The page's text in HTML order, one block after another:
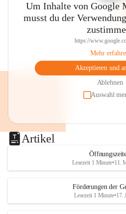
Um Inhalte von Google
musst du der
https://
Mehr
Akzeptieren und
Ablehnen
Auswahl
Artikel
Lesezeit 1 Minute•11.
Förderungen der
Lesezeit 1 Minute•17.